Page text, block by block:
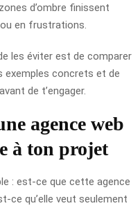
d’ombre finissent
en frustrations.
les éviter est de comparer
exemples concrets et de
de t’engager.
agence web
à ton projet
: est-ce que cette agence
ce qu’elle veut seulement